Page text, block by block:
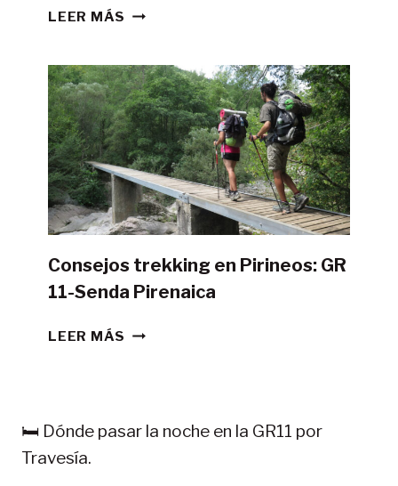
LEER MÁS ¿ES
LA
GR11
CON
TIENDA
DE
CAMPAÑA?
Consejos trekking en Pirineos: GR
11-Senda Pirenaica
LEER MÁS CONSEJOS
11-
🛏️ Dónde pasar la noche en la GR11 por
Travesía.